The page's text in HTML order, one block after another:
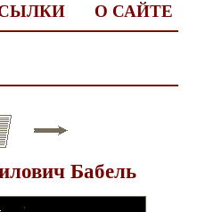
О САЙТЕ
Бабель